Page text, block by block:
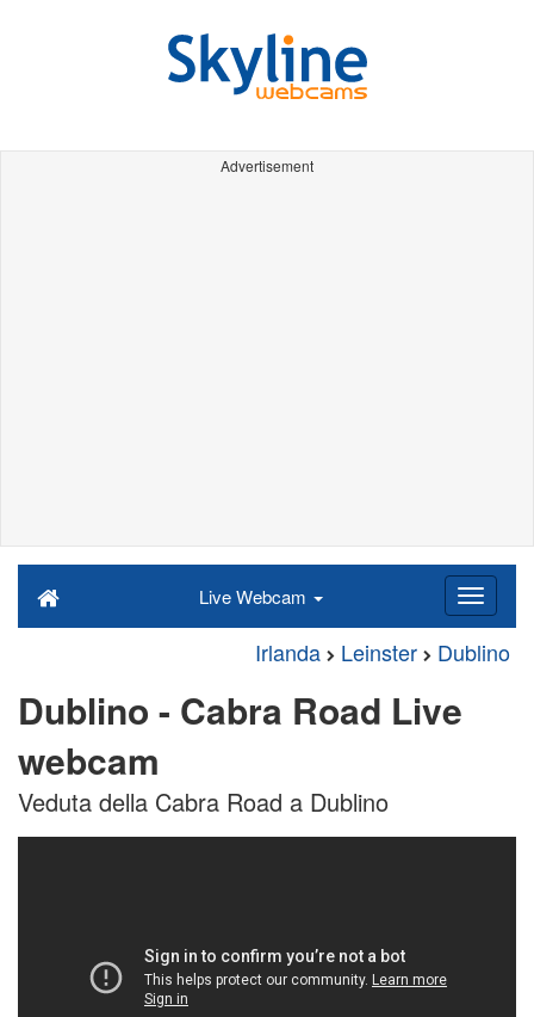
Advertisement
Live Webcam
Irlanda Leinster Dublino
Dublino - Cabra Road Live
webcam
Veduta della Cabra Road a Dublino